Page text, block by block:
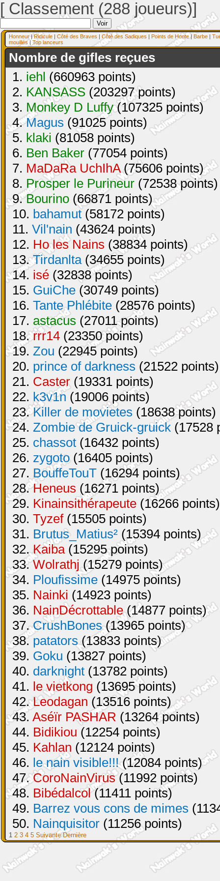
[ Classement (288 joueurs)]
Honneur|Ridicule | Côté des Braves | Côté des Sadiques | Points de Honte| Barbe |
mouillés| Top lanceurs
Nombre de gifles reçues
1. iehl (660963 points)
2. KANSASS (203297 points)
3. Monkey D Luffy(107325 points)
4.Magus (91025 points)
5. klaki (81058 points)
6. Ben Baker (77054 points)
7. MaDaRa UchIhA(75606 points)
8. Prosper le Purineur (72538 points)
9.Bourino (66871 points)
10. bahamut (58172 points)
11. Vil'nain (43624 points)
12. Ho les Nains (38834 points)
13.Tirdanlta(34655 points)
14. isé (32838 points)
15. GuiChe (30749 points)
16. Tante Phlébite (28576 points)
17. astacus (27011 points)
18.rrr14 (23350 points)
19. Zou (22945 points)
20. prince of darkness (21522 points)
21. Caster (19331 points)
22. k3v1n (19006 points)
23.Killer de movietes (18638 points)
24. Zombie de Gruick-gruick (17528
25. chassot (16432 points)
26. zygoto(16405 points)
27. BouffeTouT (16294 points)
28.Heneus (16271 points)
29. Kinainsithérapeute (16266 points)
30. Tyzef(15505 points)
31. Brutus_Matius² (15394 points)
32.Kaiba(15295 points)
33.Wolrathj(15279 points)
34. Ploufissime (14975 points)
35. Nainki (14923 points)
36. NainDécrottable(14877 points)
37.CrushBones(13965 points)
38.patators(13833 points)
39. Goku (13827 points)
40. darknight (13782 points)
41. le vietkong (13695 points)
42.Leodagan (13516 points)
43. Aséïr PASHAR (13264 points)
44. Bidikiou (12254 points)
45. Kahlan (12124 points)
46. le nain visible!!!(12084 points)
47.CoroNainVirus(11992 points)
48. Bibédalcol(11411 points)
49. Barrez vous cons de mimes
50. Nainquisitor (11256 points)
1 2 3 4 5 Suivante Dernière